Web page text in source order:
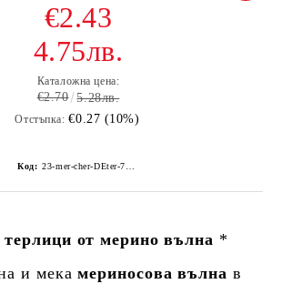
€2.43
4.75лв.
Каталожна цена:
€2.70 5.28лв.
Отстъпка: €0.27 (10%)
Код: 23-mer-cher-DEter-70-30-Z416Z--1
терлици от мерино вълна *
и мека мериносова вълна в